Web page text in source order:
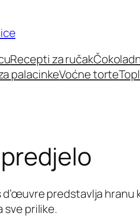
Recepti za ručak
palacinkeVoćne torte
predstavlja
sve prilike.